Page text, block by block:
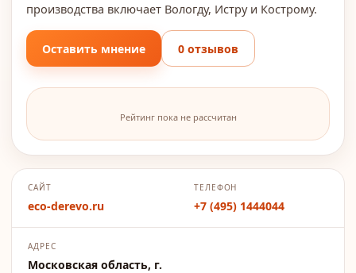
производства включает Вологду, Истру и Кострому.
Оставить мнение 0 отзывов
Рейтинг пока не рассчитан
САЙТ
eco-derevo.ru
ТЕЛЕФОН
+7 (495) 1444044
АДРЕС
Московская область, г.